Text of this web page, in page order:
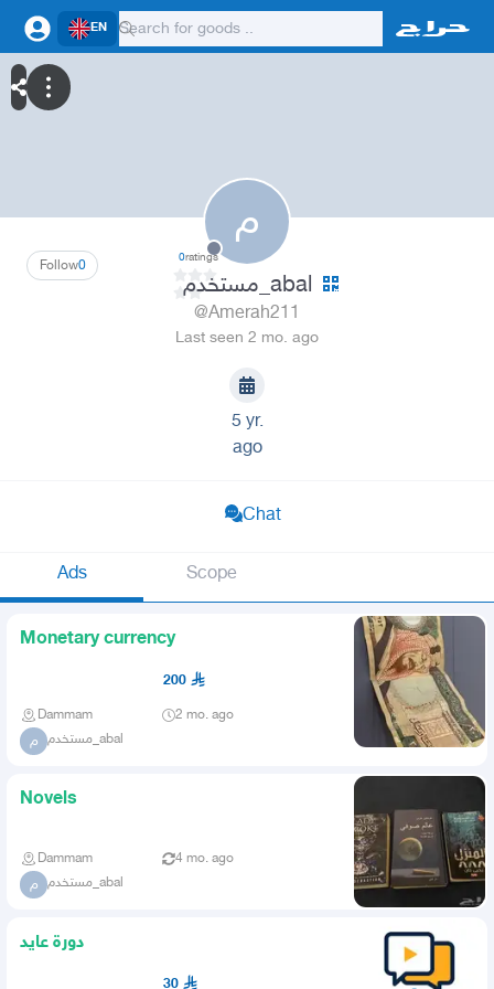
EN
م
0
Follow 0ratings
مستخدم_abal
@Amerah211
Last seen 2 mo. ago
5 yr.
ago
Chat
Ads Scope
Monetary currency
200
Dammam 2 mo. ago
م مستخدم_abal
Novels
Dammam 4 mo. ago
م مستخدم_abal
دورة عايد
30